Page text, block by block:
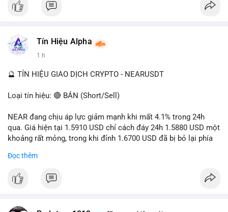
#binancesquare
#vlikevn #titanbot
📰 Nguồn: Cointelegraph
Tín Hiệu Alpha
1 h
🔮 TÍN HIỆU GIAO DỊCH CRYPTO - NEARUSDT
Loại tín hiệu: 🔴 BÁN (Short/Sell)
NEAR đang chịu áp lực giảm mạnh khi mất 4.1% trong 24h
qua. Giá hiện tại 1.5910 USD chỉ cách đáy 24h 1.5880 USD một
khoảng rất mỏng, trong khi đỉnh 1.6700 USD đã bị bỏ lại phía
kiểm soát hoàn toàn. Khối lượng giao dịch 10.29 triệu NEAR
tiếp diễn.
Đọc thêm